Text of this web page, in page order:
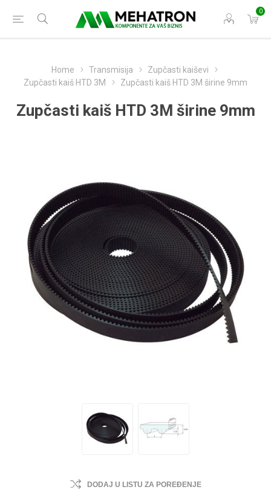
0
Home Transmisija
Zupčasti kaiševi
Zupčasti kaiš HTD 3M
Zupčasti kaiš HTD 3M širine 9mm
Zupčasti kaiš HTD 3M širine 9mm
DODAJ U LISTU ZA POREĐENJE